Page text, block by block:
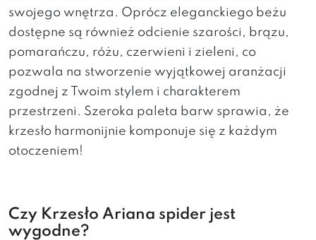
swojego wnętrza. Oprócz eleganckiego beżu
dostępne są również odcienie szarości, brązu,
pomarańczu, różu, czerwieni i zieleni, co
pozwala na stworzenie wyjątkowej aranżacji
zgodnej z Twoim stylem i charakterem
przestrzeni. Szeroka paleta barw sprawia, że
krzesło harmonijnie komponuje się z każdym
otoczeniem!
Czy Krzesło Ariana spider jest
wygodne?